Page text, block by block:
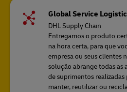
Global Service
DHL Supply Chain
Entregamos o produto
na hora certa, para que
empresa ou seus clientes
solução abrange todas as
de suprimentos realizadas
manter, reutilizar ou